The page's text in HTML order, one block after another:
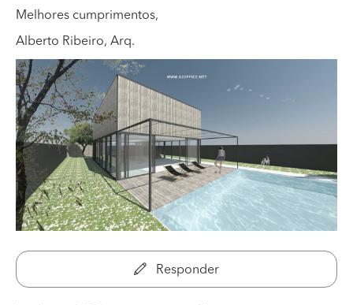
Melhores cumprimentos,
Alberto Ribeiro, Arq.
Responder